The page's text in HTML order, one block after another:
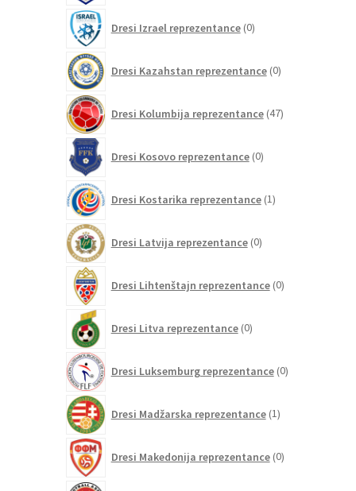
Dresi Izrael reprezentance 0izdelkov
Dresi Kazahstan reprezentance 0izdelkov
Dresi Kolumbija reprezentance 47izdelkov
Dresi Kosovo reprezentance 0izdelkov
Dresi Kostarika reprezentance 1izdelek
Dresi Latvija reprezentance 0izdelkov
Dresi Lihtenštajn reprezentance 0izdelkov
Dresi Litva reprezentance 0izdelkov
Dresi Luksemburg reprezentance 0izdelkov
Dresi Madžarska reprezentance 1izdelek
Dresi Makedonija reprezentance 0izdelkov